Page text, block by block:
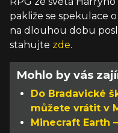
pakliže se spekulace
na dlouhou dobu
stahujte zde.
Mohlo by vás
Do Bradavické
můžete vrátit v
Minecraft Earth